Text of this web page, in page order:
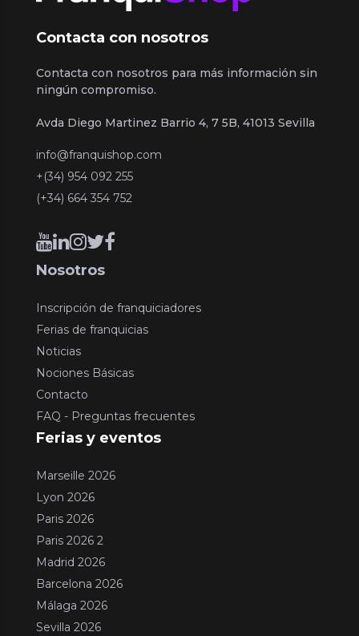
Contacta con nosotros
Contacta con nosotros para más información sin
ningún compromiso.
Avda Diego Martinez Barrio 4, 7 5B, 41013 Sevilla
info@franquishop.com
+(34) 954 092 255
(+34) 664 354 752
Nosotros
Inscripción de franquiciadores
Ferias de franquicias
Noticias
Nociones Básicas
Contacto
FAQ - Preguntas frecuentes
Ferias y eventos
Marseille 2026
Lyon 2026
Paris 2026
Paris 2026 2
Madrid 2026
Barcelona 2026
Málaga 2026
Sevilla 2026